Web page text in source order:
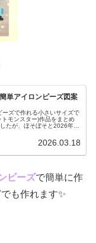
単アイロンビーズ図案
ズで作れる小さいサイズで
モンスター)作品をまとめ
たが、ほそぼそと2026年も
2026.03.18
ビーズで簡単に作
も作れます✨